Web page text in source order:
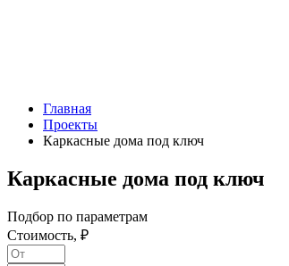
Главная
Проекты
Каркасные дома под ключ
Каркасные дома под ключ
Подбор по параметрам
Стоимость, ₽